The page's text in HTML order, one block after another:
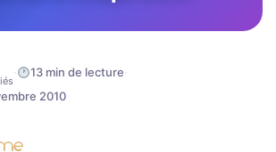
· 13 min de lecture·
2010